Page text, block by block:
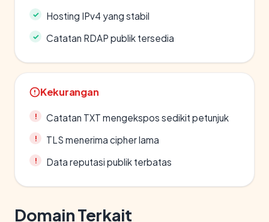
Hosting IPv4 yang stabil
Catatan RDAP publik tersedia
Kekurangan
Catatan TXT mengekspos sedikit petunjuk
TLS menerima cipher lama
Data reputasi publik terbatas
Domain Terkait